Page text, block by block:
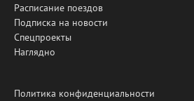
Расписание поездов
Подписка на новости
Спецпроекты
Наглядно
Политика конфиденциальности